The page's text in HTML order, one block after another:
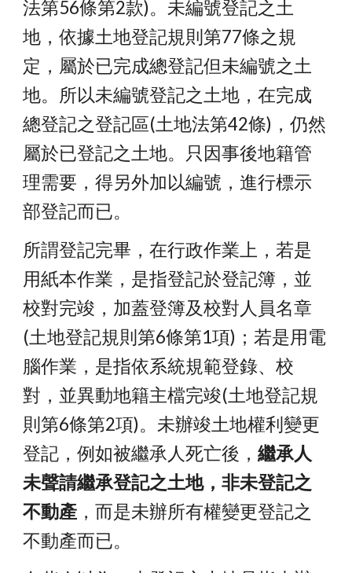
法第56條第2款)。未編號登記之土
地，依據土地登記規則第77條之規
定，屬於已完成總登記但未編號之土
地。所以未編號登記之土地 ，在完成
總登記之登記區(土地法第42條)，仍然
屬於已登記之土地。只因事後地籍管
理需要，得另外加以編號，進行標示
部登記而已。
所謂登記完畢，在行政作業上，若是
用紙本作業，是指登記於登記簿，並
校對完竣，加蓋登簿及校對人員名章
(土地登記規則第6條第1項)；若是用電
腦作業，是指依系統規範登錄、校
對，並異動地籍主檔完竣(土地登記規
則第6條第2項)。未辦竣土地權利變更
登記，例如被繼承人死亡後，繼承人
未聲請繼承登記之土地，非未登記之
不動產 ，而是未辦所有權變更登記之
不動產而已。